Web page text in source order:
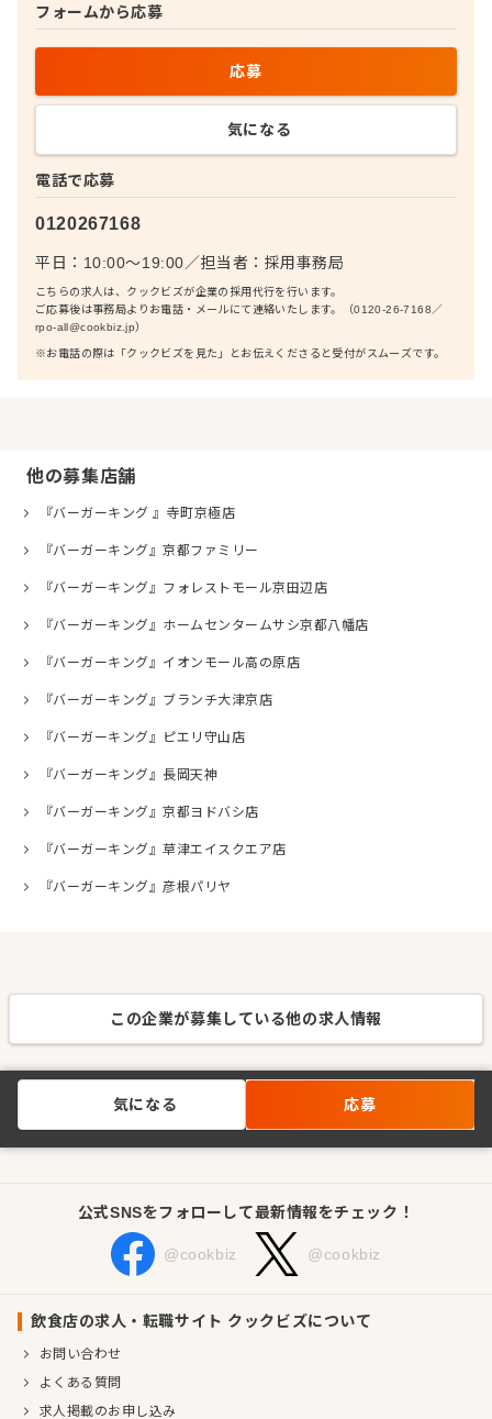
電話で応募
0120267168
平日：10:00〜19:00／担当者： 採用事務局
こちらの求人は、クックビズが企業の採用代行を行います。
ご応募後は事務局よりお電話・メールにて連絡いたします。（0120-26-7168／
rpo-all@cookbiz.jp）
※お電話の際は「クックビズを見た」とお伝えくださると受付がスムーズです。
フォームから応募
応募
気になる
他の募集店舗
『バーガーキング 』寺町京極店
『バーガーキング』京都ファミリー
『バーガーキング』フォレストモール京田辺店
『バーガーキング』ホームセンタームサシ京都八幡店
『バーガーキング』イオンモール高の原店
『バーガーキング』ブランチ大津京店
『バーガーキング』ピエリ守山店
『バーガーキング』長岡天神
『バーガーキング』京都ヨドバシ店
『バーガーキング』草津エイスクエア店
『バーガーキング』彦根パリヤ
この企業が募集している他の求人情報
気になる 応募
公式SNSをフォローして最新情報をチェック！
@cookbiz @cookbiz
飲食店の求人・転職サイト クックビズについて
お問い合わせ
よくある質問
求人掲載のお申し込み